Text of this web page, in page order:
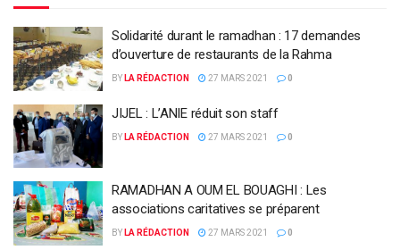
Solidarité durant le ramadhan : 17 demandes
d’ouverture de restaurants de la Rahma
BY LA RÉDACTION 27 MARS 2021 0
JIJEL : L’ANIE réduit son staff
BY LA RÉDACTION 27 MARS 2021 0
RAMADHAN A OUM EL BOUAGHI : Les
associations caritatives se préparent
BY LA RÉDACTION 27 MARS 2021 0